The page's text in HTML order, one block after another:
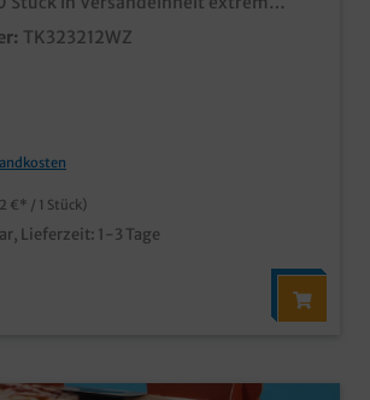
aus Wellpappe praktische
und Deckel natürlich
Kundenservice berät Sie gern
TK323212WZ
€* / 1 Stück)
Lieferzeit: 1-3 Tage